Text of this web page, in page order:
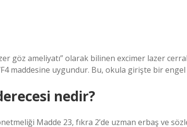
göz ameliyatı” olarak bilinen excimer lazer
F4 maddesine uygundur. Bu, okula girişte bir
nedir?
Madde 23, fıkra 2’de uzman erbaş ve